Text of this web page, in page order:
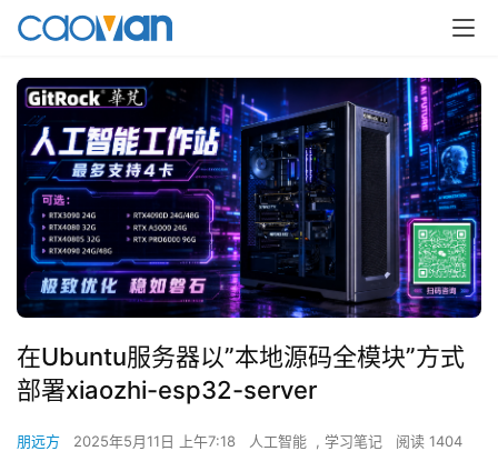
在Ubuntu服务器以”本地源码全模块”方式
部署xiaozhi-esp32-server
朋远方 2025年5月11日 上午7:18 人工智能 , 学习笔记 阅读 1404